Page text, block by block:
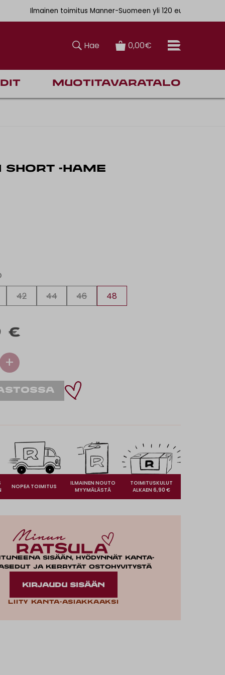
Ilmainen toimitus Manner-Suomeen yli 120 euron tilauksiin
Hae 0,00€
Muotitavaratalo
SHORT -HAME
42
44 46 48
€
+
NOPEA TOIMITUS
ILMAINEN NOUTO
MYYMÄLÄSTÄ
TOIMITUSKULUT
ALKAEN 6,90 €
sisään, hyödynnät kanta-
ja kerrytät ostohyvitystä
KIRJAUDU SISÄÄN
Liity kanta-asiakkaaksi